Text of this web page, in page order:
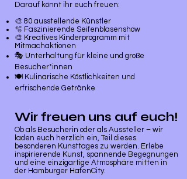
Darauf könnt ihr euch freuen:
🎨 80 ausstellende Künstler
🫧 Faszinierende Seifenblasenshow
🎨 Kreatives Kinderprogramm mit
Mitmachaktionen
🎭 Unterhaltung für kleine und große
Besucher*innen
🍽️ Kulinarische Köstlichkeiten und
erfrischende Getränke
Wir freuen uns auf euch!
Ob als Besucherin oder als Aussteller – wir
laden euch herzlich ein, Teil dieses
besonderen Kunsttages zu werden. Erlebe
inspirierende Kunst, spannende Begegnungen
und eine einzigartige Atmosphäre mitten in
der Hamburger HafenCity.